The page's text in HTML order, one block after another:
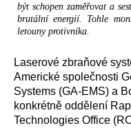
být schopen zaměřovat a
brutální energií. Tohle
letouny protivníka.
Laserové zbraňové
Americké společnosti
Systems (GA-EMS) a
konkrétně oddělení
Technologies Office